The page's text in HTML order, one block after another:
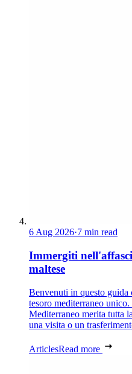
6 Aug 2026·7 min read
Immergiti
maltese
Benvenuti in questo guida
tesoro mediterraneo
Mediterraneo merita tutta
una visita o un
ArticlesRead more